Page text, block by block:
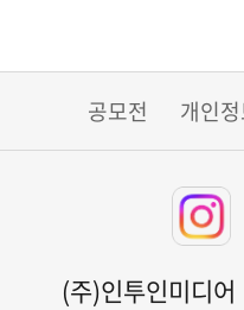
공모전 개인
(주)인투인미디어